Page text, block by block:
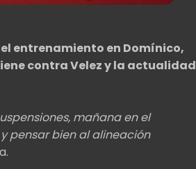
entrenamiento en Domínico,
contra Velez y la actualidad
mañana en el
pensar bien al alineación